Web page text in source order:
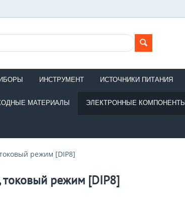
ИНСТРУМЕНТ ИСТОЧНИКИ ПИТАНИЯ
МАТЕРИАЛЫ ЭЛЕКТРОННЫЕ КОМПОНЕНТЫ
режим [DIP8]
режим [DIP8]